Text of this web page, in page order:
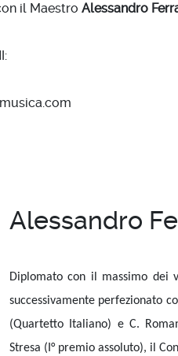
il Maestro Alessandro
Alessandro
Diplomato con il massimo
successivamente perfezionato
(Quartetto Italiano) e C.
Stresa (I° premio assoluto), il